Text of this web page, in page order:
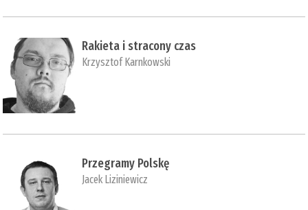
Rakieta i stracony czas
Krzysztof Karnkowski
Przegramy Polskę
Jacek Liziniewicz